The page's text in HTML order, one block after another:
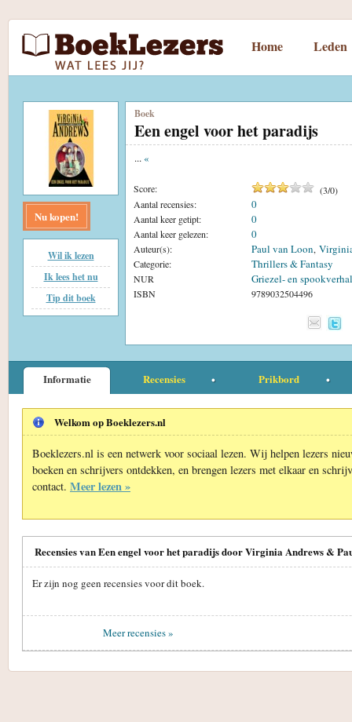
Home Leden
Nu kopen!
Wil ik lezen
Ik lees het nu
Tip dit boek
Boek
Een engel voor het paradijs
... «
Score: (3/0)
Aantal recensies:
0
Aantal keer getipt: 0
Aantal keer gelezen: 0
Auteur(s): Paul van Loon,
Categorie: Thrillers & Fantasy
NUR Griezel- en
ISBN 9789032504496
Informatie Recensies Prikbord
Welkom op Boeklezers.nl
Boeklezers.nl is een netwerk voor sociaal lezen. Wij helpen lezers
boeken en schrijvers ontdekken, en brengen lezers met elkaar en
contact. Meer lezen »
Recensies van Een engel voor het paradijs door Virginia Andrews &
Er zijn nog geen recensies voor dit boek.
Meer recensies »